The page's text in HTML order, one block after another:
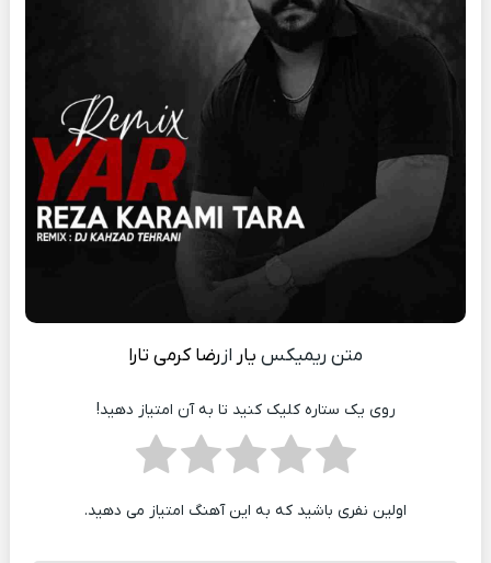
متن ریمیکس یار از رضا کرمی تارا
روی یک ستاره کلیک کنید تا به آن امتیاز دهید!
اولین نفری باشید که به این آهنگ امتیاز می دهید.